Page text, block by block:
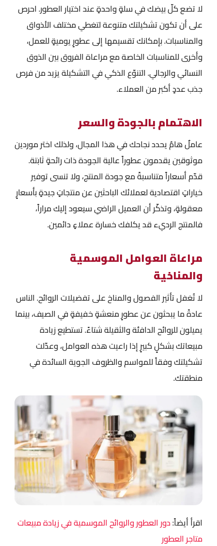
لا تضع كلّ بيضك في سلةٍ واحدةٍ عند اختيار العطور. احرص
على أن تكون تشكيلتك متنوعة لتغطي مختلف الأذواق
والمناسبات. بإمكانك تقسيمها إلى عطورٍ يوميةٍ للعمل،
وأخرى للمناسبات الخاصة مع مراعاة الفروق بين الذوق
النسائي والرجالي. التنوّع الذكي في التشكيلة يزيد من فرص
جذب عددٍ أكبر من العملاء.
الاهتمام بالجودة والسعر
عاملٌ هامٌ يحدد نجاحك في هذا المجال، ولذلك اختر موردين
موثوقين يقدمون عطوراً عالية الجودة ذات رائحةٍ ثابتة.
قدّم أسعاراً متناسبةً مع جودة المنتج، ولا تنسى توفير
خياراتٍ اقتصادية لعملائك الباحثين عن منتجاتٍ جيدةٍ بأسعارٍ
معقولةٍ، وتذكّر أن العميل الراضي سيعود إليك مراراً،
فالمنتج الرديء قد يكلفك خسارة عملاءٍ دائمين.
مراعاة العوامل الموسمية
والمناخية
لا تُغفل تأثير الفصول والمناخ على تفضيلات الروائح. الناس
عادةً ما يبحثون عن عطورٍ منعشةٍ خفيفةٍ في الصيف، بينما
يميلون للروائح الدافئة والثقيلة شتاءً. تستطيع زيادة
مبيعاتك بشكلٍ كبيرٍ إذا راعيت هذه العوامل، وعدّلت
تشكيلتك وفقاً للمواسم والظروف الجوية السائدة في
منطقتك.
اقرأ أيضاً:دور العطور والروائح الموسمية في زيادة مبيعات
متاجر العطور